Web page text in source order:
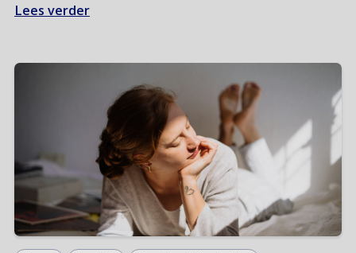
Lees verder